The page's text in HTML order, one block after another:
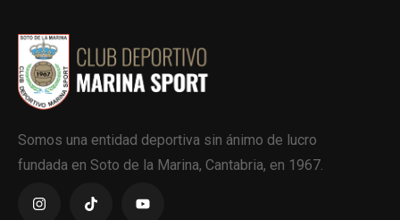
Somos una entidad deportiva sin ánimo de lucro
fundada en Soto de la Marina, Cantabria, en 1967.